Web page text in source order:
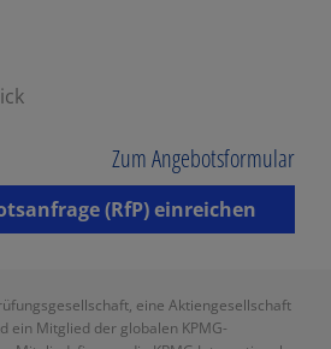
Zum Angebotsformular
(RfP) einreichen
eine Aktiengesellschaft
ein Mitglied der globalen KPMG-